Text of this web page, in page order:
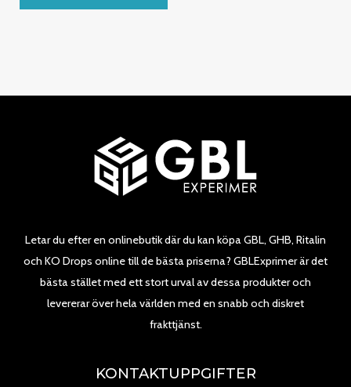
5
Letar du efter en onlinebutik där du kan köpa GBL, GHB, Ritalin
och KO Drops online till de bästa priserna? GBLExprimer är det
bästa stället med ett stort urval av dessa produkter och
levererar över hela världen med en snabb och diskret
frakttjänst.
KONTAKTUPPGIFTER